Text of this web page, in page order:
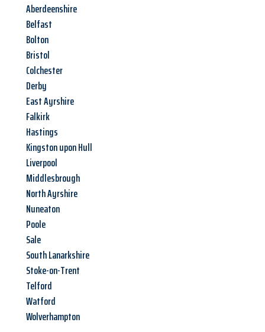
Aberdeenshire
Belfast
Bolton
Bristol
Colchester
Derby
East Ayrshire
Falkirk
Hastings
Kingston upon Hull
Liverpool
Middlesbrough
North Ayrshire
Nuneaton
Poole
Sale
South Lanarkshire
Stoke-on-Trent
Telford
Watford
Wolverhampton